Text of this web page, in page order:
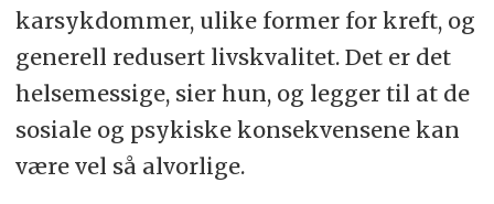
karsykdommer, ulike former for kreft, og
generell redusert livskvalitet. Det er det
helsemessige, sier hun, og legger til at de
sosiale og psykiske konsekvensene kan
være vel så alvorlige.